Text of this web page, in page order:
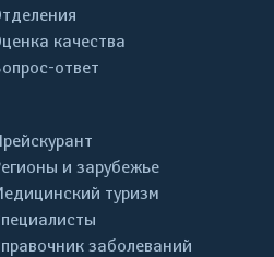
качества
ответ
и зарубежье
туризм
заболеваний